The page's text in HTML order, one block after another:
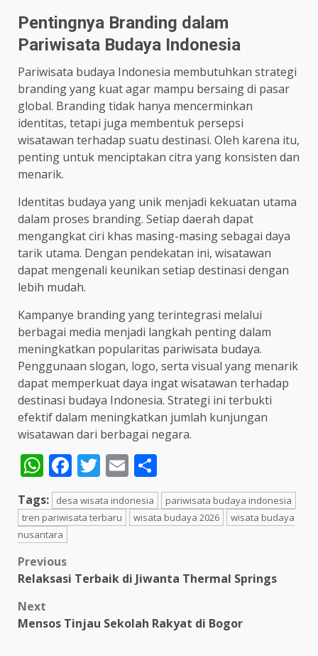
Pentingnya Branding dalam
Pariwisata Budaya Indonesia
Pariwisata budaya Indonesia membutuhkan strategi
branding yang kuat agar mampu bersaing di pasar
global. Branding tidak hanya mencerminkan
identitas, tetapi juga membentuk persepsi
wisatawan terhadap suatu destinasi. Oleh karena itu,
penting untuk menciptakan citra yang konsisten dan
menarik.
Identitas budaya yang unik menjadi kekuatan utama
dalam proses branding. Setiap daerah dapat
mengangkat ciri khas masing-masing sebagai daya
tarik utama. Dengan pendekatan ini, wisatawan
dapat mengenali keunikan setiap destinasi dengan
lebih mudah.
Kampanye branding yang terintegrasi melalui
berbagai media menjadi langkah penting dalam
meningkatkan popularitas pariwisata budaya.
Penggunaan slogan, logo, serta visual yang menarik
dapat memperkuat daya ingat wisatawan terhadap
destinasi budaya Indonesia. Strategi ini terbukti
efektif dalam meningkatkan jumlah kunjungan
wisatawan dari berbagai negara.
WhatsApp
Facebook
Twitter
Email
Tags: desa wisata indonesia
pariwisata budaya indonesia
tren pariwisata terbaru
wisata budaya 2026
wisata budaya
nusantara
Post
Previous
Relaksasi Terbaik di Jiwanta Thermal Springs
Next
Mensos Tinjau Sekolah Rakyat di Bogor